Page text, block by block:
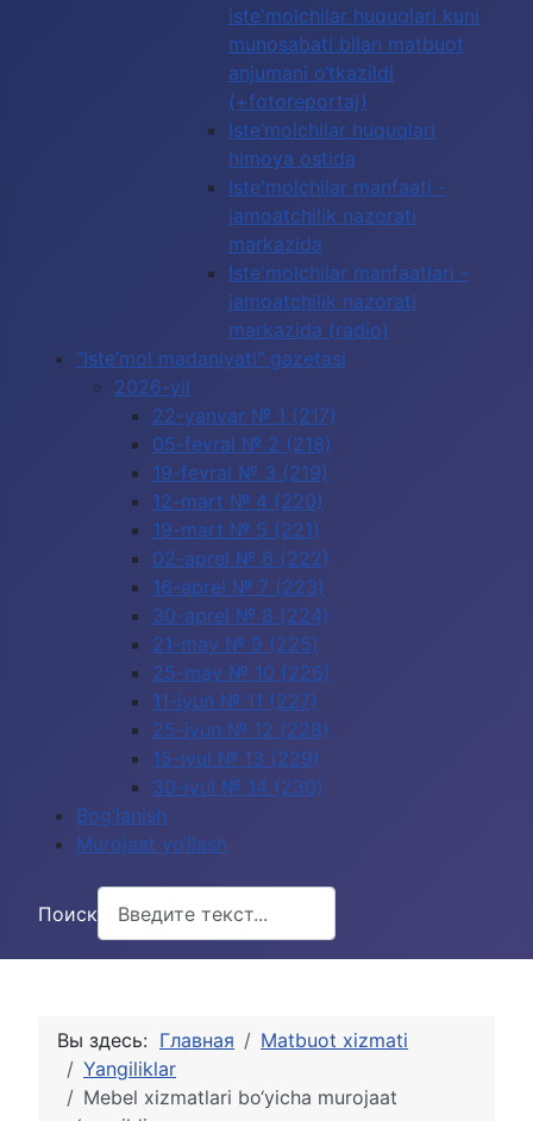
iste'molchilar huquqlari kuni
munosabati bilan matbuot
anjumani o‘tkazildi
(+fotoreportaj)
Iste’molchilar huquqlari
himoya ostida
Iste'molchilar manfaati -
jamoatchilik nazorati
markazida
Iste'molchilar manfaatlari -
jamoatchilik nazorati
markazida (radio)
"Iste’mol madaniyati" gazetasi
2026-yil
22-yanvar № 1 (217)
05-fevral № 2 (218)
19-fevral № 3 (219)
12-mart № 4 (220)
19-mart № 5 (221)
02-aprel № 6 (222)
16-aprel № 7 (223)
30-aprel № 8 (224)
21-may № 9 (225)
25-may № 10 (226)
11-iyun № 11 (227)
25-iyun № 12 (228)
15-iyul № 13 (229)
30-iyul № 14 (230)
Bog‘lanish
Murojaat yo‘llash
Поиск
Вы здесь: Главная
Matbuot xizmati
Yangiliklar
Mebel xizmatlari bo‘yicha murojaat